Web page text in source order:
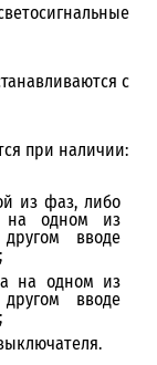
с
при наличии:
из фаз, либо
на одном из
вводе
на одном из
вводе